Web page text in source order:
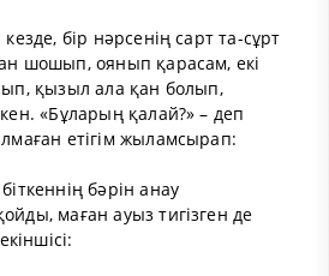
бір нәрсенің сарт та-сұрт
шошып, оянып қарасам, екі
қызыл ала қан болып,
«Бұларың қалай?» – деп
етігім жыламсырап:
бәрін анау
маған ауыз тигізген де